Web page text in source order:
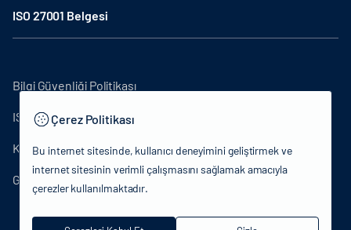
ISO 27001 Belgesi
Bilgi Güvenliği Politikası
ISO27001
KVKK Aydınlatma Metni
Gizlilik Politikası
Çerez Politikası
Bu internet sitesinde, kullanıcı deneyimini geliştirmek ve
internet sitesinin verimli çalışmasını sağlamak amacıyla
çerezler kullanılmaktadır.